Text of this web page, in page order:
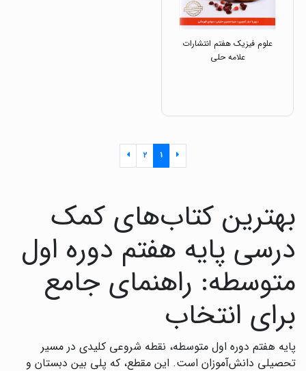
علوم فیزیک هفتم انتشارات
علامه حلی
۱ ۲
بهترین کتاب‌های کمک
درسی پایه هفتم دوره اول
متوسطه: راهنمای جامع
برای انتخاب
پایه هفتم دوره اول متوسطه، نقطه شروعی کلیدی در مسیر
تحصیلی دانش‌آموزان است. این مقطع، که پلی بین دبستان و